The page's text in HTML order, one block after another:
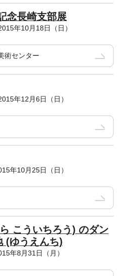
念長崎支部展
年10月18日（日）
術センター
年12月6日（日）
年10月25日（日）
こういちろう) のダン
(ゆうえんち)
年8月31日（月）